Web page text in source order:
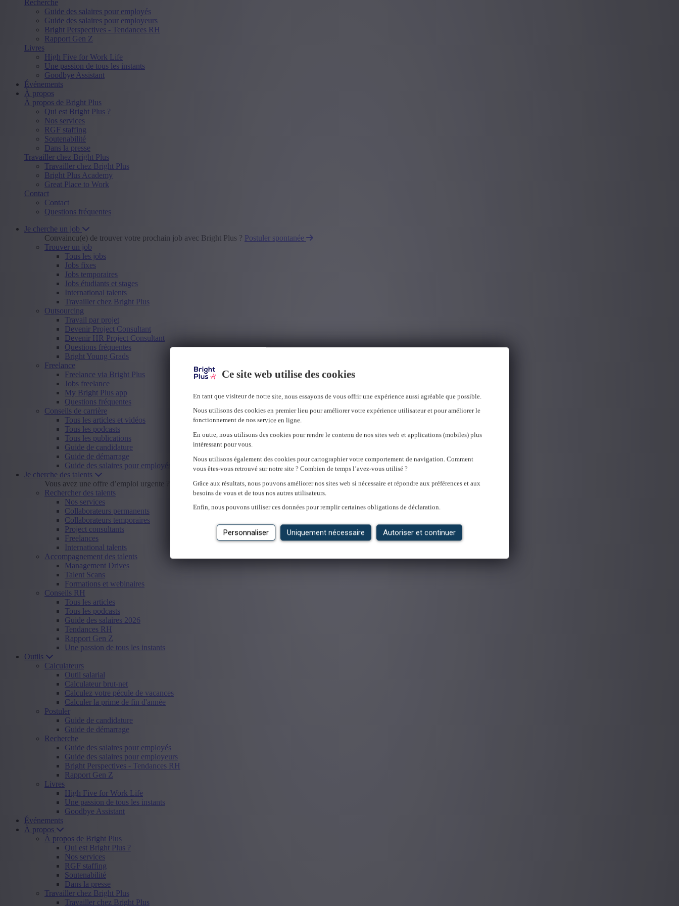
Ce site web utilise des cookies
En tant que visiteur de notre site, nous essayons de vous offrir une expérience aussi agréable que possible.
Nous utilisons des cookies en premier lieu pour améliorer votre expérience utilisateur et pour améliorer le
fonctionnement de nos service en ligne.
En outre, nous utilisons des cookies pour rendre le contenu de nos sites web et applications (mobiles) plus
intéressant pour vous.
Nous utilisons également des cookies pour cartographier votre comportement de navigation. Comment
vous êtes-vous retrouvé sur notre site ? Combien de temps l’avez-vous utilisé ?
Grâce aux résultats, nous pouvons améliorer nos sites web si nécessaire et répondre aux préférences et aux
besoins de vous et de tous nos autres utilisateurs.
Enfin, nous pouvons utiliser ces données pour remplir certaines obligations de déclaration.
Personnaliser Uniquement nécessaire Autoriser et continuer
Recherche
Guide des salaires pour employés
Guide des salaires pour employeurs
Bright Perspectives - Tendances RH
Rapport Gen Z
Livres
High Five for Work Life
Une passion de tous les instants
Goodbye Assistant
Événements
À propos
À propos de Bright Plus
Qui est Bright Plus ?
Nos services
RGF staffing
Soutenabilité
Dans la presse
Travailler chez Bright Plus
Travailler chez Bright Plus
Bright Plus Academy
Great Place to Work
Contact
Contact
Questions fréquentes
Je cherche un job
Convaincu(e) de trouver votre prochain job avec Bright Plus ? Postuler spontanée
Trouver un job
Tous les jobs
Jobs fixes
Jobs temporaires
Jobs étudiants et stages
International talents
Travailler chez Bright Plus
Outsourcing
Travail par projet
Devenir Project Consultant
Devenir HR Project Consultant
Questions fréquentes
Bright Young Grads
Freelance
Freelance via Bright Plus
Jobs freelance
My Bright Plus app
Questions fréquentes
Conseils de carrière
Tous les articles et vidéos
Tous les podcasts
Tous les publications
Guide de candidature
Guide de démarrage
Guide des salaires pour employés
Je cherche des talents
Vous avez une offre d’emploi urgente ?
Envoyer offre d'emploi
Rechercher des talents
Nos services
Collaborateurs permanents
Collaborateurs temporaires
Project consultants
Freelances
International talents
Accompagnement des talents
Management Drives
Talent Scans
Formations et webinaires
Conseils RH
Tous les articles
Tous les podcasts
Guide des salaires 2026
Tendances RH
Rapport Gen Z
Une passion de tous les instants
Outils
Calculateurs
Outil salarial
Calculateur brut-net
Calculez votre pécule de vacances
Calculer la prime de fin d'année
Postuler
Guide de candidature
Guide de démarrage
Recherche
Guide des salaires pour employés
Guide des salaires pour employeurs
Bright Perspectives - Tendances RH
Rapport Gen Z
Livres
High Five for Work Life
Une passion de tous les instants
Goodbye Assistant
Événements
À propos
À propos de Bright Plus
Qui est Bright Plus ?
Nos services
RGF staffing
Soutenabilité
Dans la presse
Travailler chez Bright Plus
Travailler chez Bright Plus